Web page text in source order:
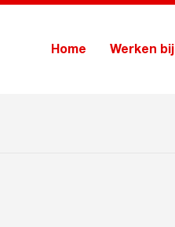
Home Werken bij